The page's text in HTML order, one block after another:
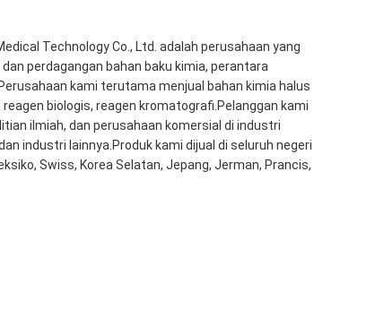
Technology Co., Ltd. adalah perusahaan yang
perdagangan bahan baku kimia, perantara
kami terutama menjual bahan kimia halus
biologis, reagen kromatografi.Pelanggan kami
ilmiah, dan perusahaan komersial di industri
industri lainnya.Produk kami dijual di seluruh negeri
Swiss, Korea Selatan, Jepang, Jerman, Prancis,